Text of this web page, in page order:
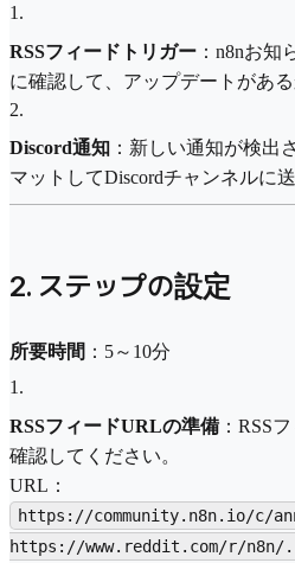
1 .
RSSフィードトリガー ：n8nお知
に確認して、アップデートがあ
2.
Discord通知 ：新しい通知が検出
マットしてDiscordチャンネルに
2. ステップの設定
所要時間 ：5～10分
1 .
RSSフィードURLの準備 ：RSS
確認してください。
URL：
https://community.n8n.io/c/
https://www.reddit.com/r/n8n/